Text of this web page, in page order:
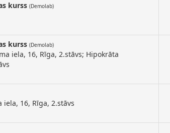
kurss (Demolab)
kurss (Demolab)
iela, 16, Rīga, 2.stāvs; Hipokrāta
16, Rīga, 2.stāvs